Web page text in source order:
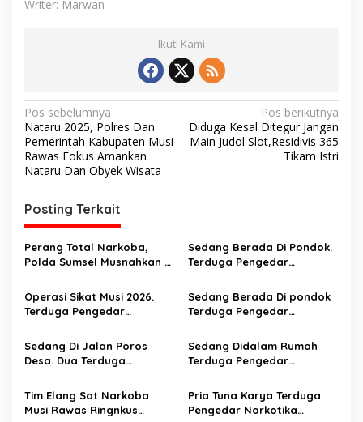
Writer: Marwan
Ikuti Kami
N
a
v
i
g
a
s
i
p
o
s
Pos sebelumnya
Nataru 2025, Polres Dan
Pemerintah Kabupaten Musi
Rawas Fokus Amankan
Nataru Dan Obyek Wisata
Pos berikutnya
Diduga Kesal Ditegur Jangan
Main Judol Slot,Residivis 365
Tikam Istri
Posting Terkait
Perang Total Narkoba,
Polda Sumsel Musnahkan 8
Jaringan Internasional
Sedang Berada Di Pondok.
Terduga Pengedar
Operasi Sikat Musi 2026.
Terduga Pengedar
Berada Di jalan Poros
Desa. Amankan 1 Kg Shabu
Sedang Berada Di pondok
Terduga Pengedar
Sedang Di Jalan Poros
Desa. Dua Terduga
Rupit Dan Rawas Ilir Musi
Rawas Utara Disergap
Sedang Didalam Rumah
Terduga Pengedar
Tim Elang Sat Narkoba
Musi Rawas Ringnkus
Pria Tuna Karya Terduga
Pengedar Narkotika